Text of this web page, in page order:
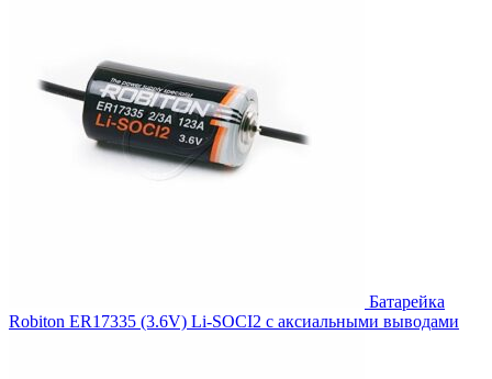
Батарейка
Robiton ER17335 (3.6V) Li-SOCI2 с аксиальными выводами